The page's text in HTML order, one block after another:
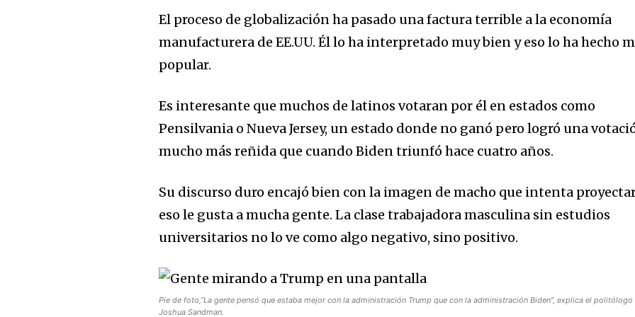
El proceso de globalización ha pasado una factura terrible a la economía
manufacturera de EE.UU. Él lo ha interpretado muy bien y eso lo ha hecho
popular.
Es interesante que muchos de latinos votaran por él en estados como
Pensilvania o Nueva Jersey, un estado donde no ganó pero logró una
mucho más reñida que cuando Biden triunfó hace cuatro años.
Su discurso duro encajó bien con la imagen de macho que intenta
eso le gusta a mucha gente. La clase trabajadora masculina sin estudios
universitarios no lo ve como algo negativo, sino positivo.
Pie de foto,”La gente pensó que estaba mejor con la administración Trump que con la administración Biden”, explica el politólogo
Joshua Sandman.